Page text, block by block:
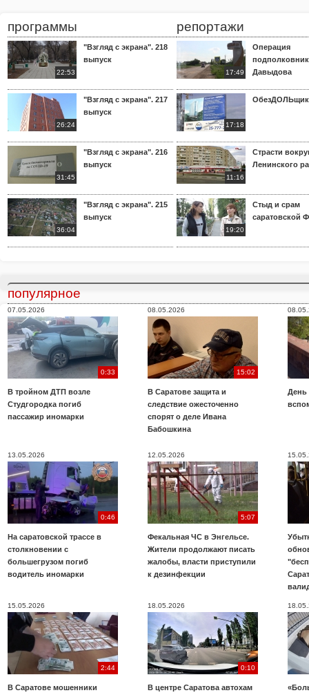
программы
22:53
"Взгляд с экрана". 218
выпуск
26:24
"Взгляд с экрана". 217
выпуск
31:45
"Взгляд с экрана". 216
выпуск
36:04
"Взгляд с экрана". 215
выпуск
репортажи
17:49
Операция
Давыдова
17:18
11:16
Страсти
Ленинского
19:20
Стыд и срам
саратовской
популярное
07.05.2026
0:33
В тройном ДТП возле
Студгородка погиб
пассажир иномарки
08.05.2026
15:02
В Саратове защита и
следствие ожесточенно
спорят о деле Ивана
Бабошкина
День
13.05.2026
0:46
На саратовской трассе в
столкновении с
большегрузом погиб
водитель иномарки
12.05.2026
5:07
Фекальная ЧС в Энгельсе.
Жители продолжают писать
жалобы, власти приступили
к дезинфекции
15.05.2026
2:44
В Саратове мошенники
18.05.2026
0:10
В центре Саратова автохам